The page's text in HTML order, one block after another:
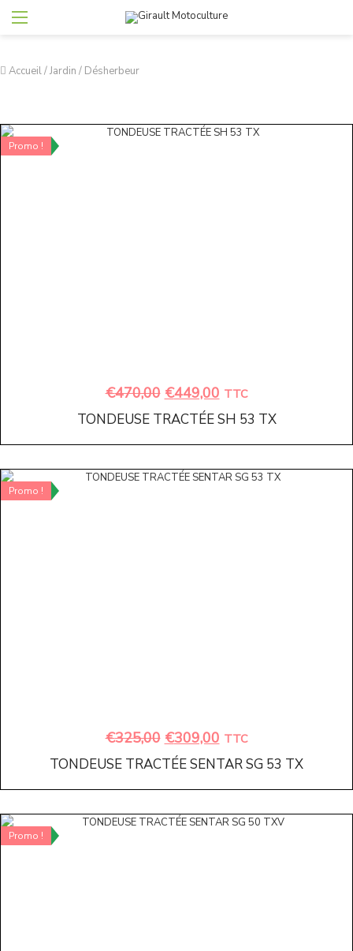
Accueil/Jardin / Désherbeur
Promo !
€470,00 €449,00 TTC
TONDEUSE TRACTÉE SH 53 TX
Promo !
€325,00 €309,00 TTC
TONDEUSE TRACTÉE SENTAR SG 53 TX
Promo !